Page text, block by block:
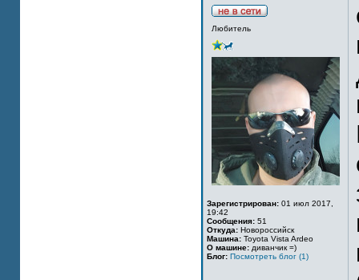
Любитель
Зарегистрирован: 01 июл 2017,
19:42
Сообщения: 51
Откуда: Новороссийск
Машина: Toyota Vista Ardeo
О машине: диванчик =)
Блог: Посмотреть блог (1)